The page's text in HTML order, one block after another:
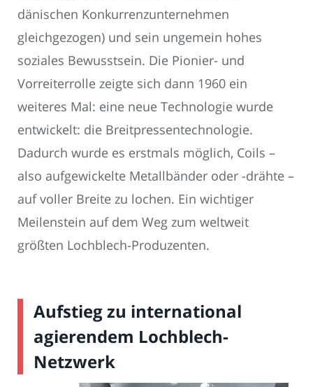
dänischen Konkurrenzunternehmen
gleichgezogen) und sein ungemein hohes
soziales Bewusstsein. Die Pionier- und
Vorreiterrolle zeigte sich dann 1960 ein
weiteres Mal: eine neue Technologie wurde
entwickelt: die Breitpressentechnologie.
Dadurch wurde es erstmals möglich, Coils –
also aufgewickelte Metallbänder oder -drähte –
auf voller Breite zu lochen. Ein wichtiger
Meilenstein auf dem Weg zum weltweit
größten Lochblech-Produzenten.
Aufstieg zu international
agierendem Lochblech-
Netzwerk